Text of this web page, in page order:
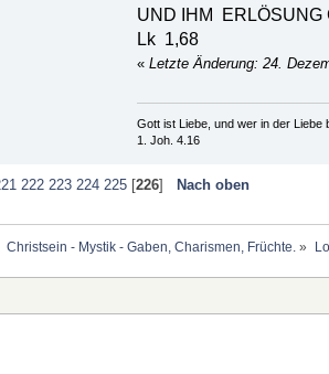
UND IHM ERLÖSUNG
Lk 1,68
« Letzte Änderung: 24.
Gott ist Liebe, und wer in der Liebe
1. Joh. 4.16
222 223 224 225[226] Nach oben
Christsein - Mystik - Gaben, Charismen, Früchte. »